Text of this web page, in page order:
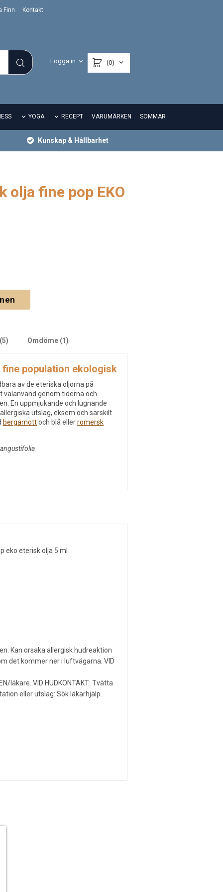
Finn Kontakt
Logga in (0)
YOGA RECEPT VARUMÄRKEN SOMMAR
Kunskap & Hållbarhet
olja fine pop EKO
Omdöme (1)
population ekologisk
av de eteriska oljorna på
välanvänd genom tiderna och
En uppmjukande och lugnande
utslag, eksem och särskilt
bergamottoch blå ellerromersk
eko eterisk olja 5 ml
Kan orsaka allergisk hudreaktion
det kommer ner i luftvägarna. VID
läkare. VID HUDKONTAKT: Tvätta
eller utslag: Sök läkarhjälp.